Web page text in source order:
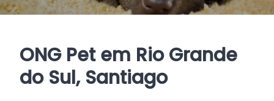
ONG Pet em Rio Grande
do Sul, Santiago